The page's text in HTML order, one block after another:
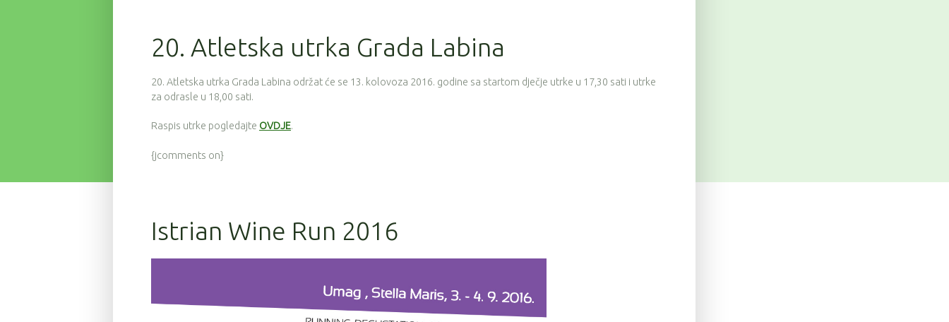
20. Atletska utrka Grada Labina
20. Atletska utrka Grada Labina održat će se 13. kolovoza 2016. godine sa startom dječje utrke u 17,30 sati i utrke
za odrasle u 18,00 sati.
Raspis utrke pogledajte OVDJE.
{jcomments on}
Istrian Wine Run 2016